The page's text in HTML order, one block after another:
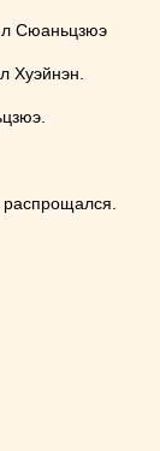
Сюаньцзюэ
Хуэйнэн.